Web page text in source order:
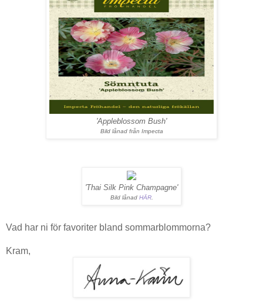
'Appleblossom Bush'
Bild lånad från Impecta
'Thai Silk Pink Champagne'
Bild lånad HÄR.
Vad har ni för favoriter bland sommarblommorna?
Kram,